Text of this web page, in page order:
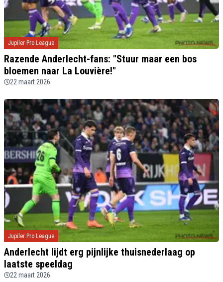
Jupiler Pro League
Razende Anderlecht-fans: "Stuur maar een bos
bloemen naar La Louvière!"
22 maart 2026
Jupiler Pro League
Anderlecht lijdt erg pijnlijke thuisnederlaag op
laatste speeldag
22 maart 2026